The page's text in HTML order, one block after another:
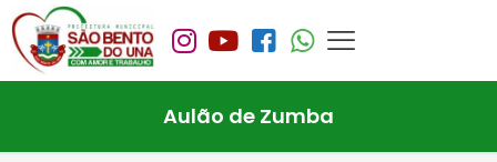
Aulão de Zumba